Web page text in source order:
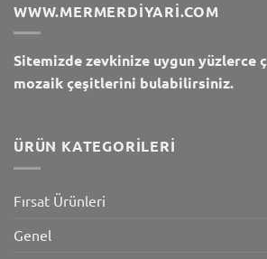
WWW.MERMERDIYARI.COM
Sitemizde zevkinize uygun yüzlerce
mozaik çeşitlerini bulabilirsiniz.
ÜRÜN KATEGORILERI
Fırsat Ürünleri
Genel